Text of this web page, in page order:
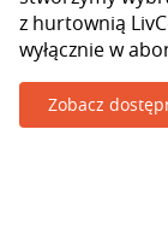
z hurtownią
wyłącznie w
Zobacz